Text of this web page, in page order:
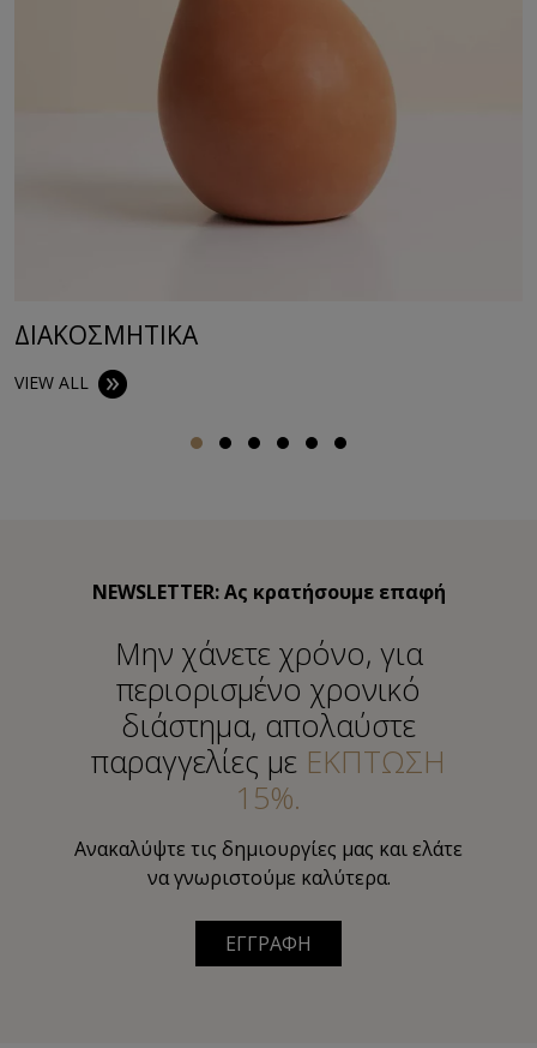
ΔΙΑΚΟΣΜΗΤΙΚA
VIEW ALL
NEWSLETTER: Ας κρατήσουμε επαφή
Μην χάνετε χρόνο, για
περιορισμένο χρονικό
διάστημα, απολαύστε
παραγγελίες με ΕΚΠΤΩΣΗ
15%.
Ανακαλύψτε τις δημιουργίες μας και ελάτε
να γνωριστούμε καλύτερα.
ΕΓΓΡΑΦΗ